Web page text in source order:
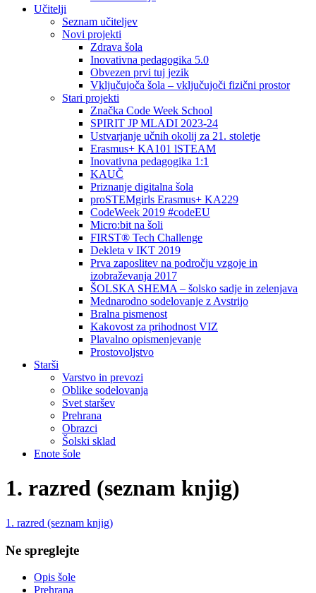
Učitelji
Seznam učiteljev
Novi projekti
Zdrava šola
Inovativna pedagogika 5.0
Obvezen prvi tuj jezik
Vključujoča šola – vključujoči fizični prostor
Stari projekti
Značka Code Week School
SPIRIT JP MLADI 2023-24
Ustvarjanje učnih okolij za 21. stoletje
Erasmus+ KA101 lSTEAM
Inovativna pedagogika 1:1
KAUČ
Priznanje digitalna šola
proSTEMgirls Erasmus+ KA229
CodeWeek 2019 #codeEU
Micro:bit na šoli
FIRST® Tech Challenge
Dekleta v IKT 2019
Prva zaposlitev na področju vzgoje in
izobraževanja 2017
ŠOLSKA SHEMA – šolsko sadje in zelenjava
Mednarodno sodelovanje z Avstrijo
Bralna pismenost
Kakovost za prihodnost VIZ
Plavalno opismenjevanje
Prostovoljstvo
Starši
Varstvo in prevozi
Oblike sodelovanja
Svet staršev
Prehrana
Obrazci
Šolski sklad
Enote šole
1. razred (seznam knjig)
1. razred (seznam knjig)
Ne spreglejte
Opis šole
Prehrana